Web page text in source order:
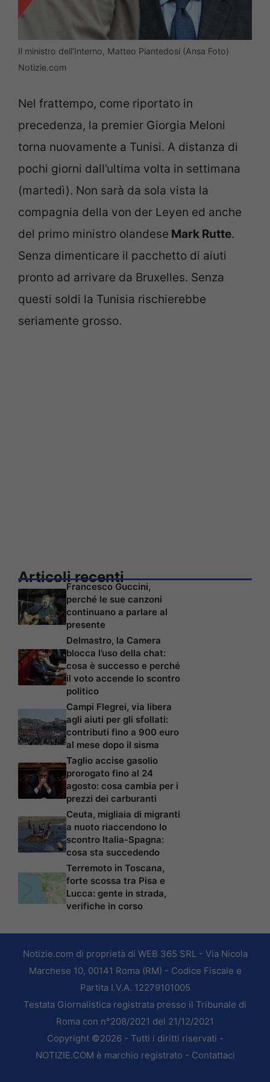
Il ministro dell’Interno, Matteo Piantedosi (Ansa Foto)
Notizie.com
Nel frattempo, come riportato in
precedenza, la premier Giorgia Meloni
torna nuovamente a Tunisi. A distanza di
pochi giorni dall’ultima volta in settimana
(martedì). Non sarà da sola vista la
compagnia della von der Leyen ed anche
del primo ministro olandese Mark Rutte.
Senza dimenticare il pacchetto di aiuti
pronto ad arrivare da Bruxelles. Senza
questi soldi la Tunisia rischierebbe
seriamente grosso.
Articoli recenti
Francesco Guccini,
perché le sue canzoni
continuano a parlare al
presente
Delmastro, la Camera
blocca l’uso della chat:
cosa è successo e perché
il voto accende lo scontro
politico
Campi Flegrei, via libera
agli aiuti per gli sfollati:
contributi fino a 900 euro
al mese dopo il sisma
Taglio accise gasolio
prorogato fino al 24
agosto: cosa cambia per i
prezzi dei carburanti
Ceuta, migliaia di migranti
a nuoto riaccendono lo
scontro Italia-Spagna:
cosa sta succedendo
Terremoto in Toscana,
forte scossa tra Pisa e
Lucca: gente in strada,
verifiche in corso
Notizie.com di proprietà di WEB 365 SRL - Via Nicola
Marchese 10, 00141 Roma (RM) - Codice Fiscale e
Partita I.V.A. 12279101005
Testata Giornalistica registrata presso il Tribunale di
Roma con n°208/2021 del 21/12/2021
Copyright ©2026 - Tutti i diritti riservati -
NOTIZIE.COM è marchio registrato - Contattaci